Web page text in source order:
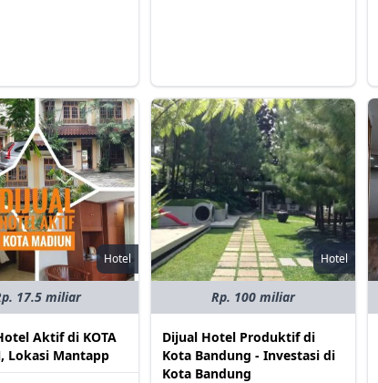
Hotel
17.5 miliar
Aktif di KOTA
Lokasi Mantapp
Hotel
Rp. 100 miliar
Dijual Hotel Produktif di
Kota Bandung - Investasi di
Kota Bandung